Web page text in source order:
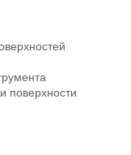
поверхности